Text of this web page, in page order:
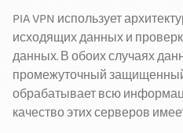
PIA VPN использует
исходящих данных и
данных. В обоих случаях
промежуточный
обрабатывает всю
качество этих серверов